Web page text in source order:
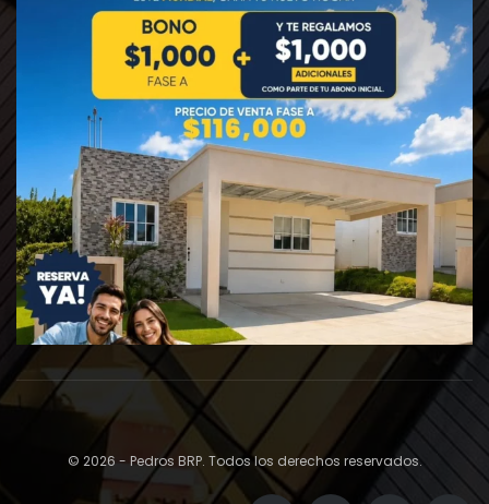
© 2026 - Pedros BRP. Todos los derechos reservados.